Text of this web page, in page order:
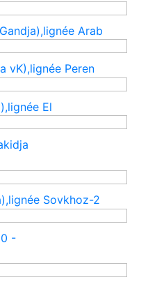
Arab
vK),lignée Peren
El
Sovkhoz-2
-